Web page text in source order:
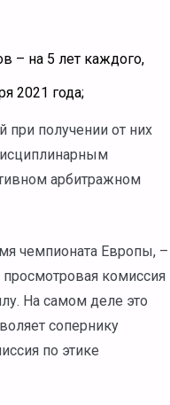
– на 5 лет каждого,
2021 года;
получении от них
арбитражном
чемпионата Европы, –
комиссия
На самом деле это
сопернику
по этике